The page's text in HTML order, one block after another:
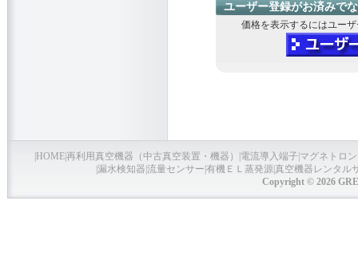
ユーザー登録がお済みで
価格を表示するにはユー
HOME再利用真空機器（中古真空装置・機器） 電流導入端子 マグネトロ
漏水検知器 流量センサー 有機ＥＬ蒸発源真空機器レンタル
Copyright © 2026